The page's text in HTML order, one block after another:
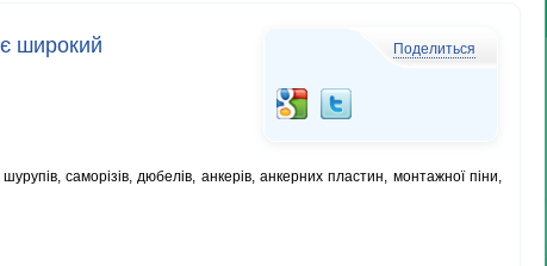
широкий
Поделиться
саморізів, дюбелів, анкерів, анкерних пластин, монтажної піни,